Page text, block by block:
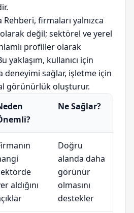
firmaları yalnızca
olarak değil; sektörel ve yerel
profiller olarak
yaklaşım, kullanıcı için
deneyimi sağlar, işletme için
görünürlük oluşturur.
Ne Sağlar?
aldığını
Doğru
alanda daha
görünür
olmasını
destekler